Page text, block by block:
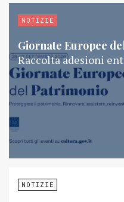
NOTIZIE
Giornate Europee
Raccolta adesioni
NOTIZIE